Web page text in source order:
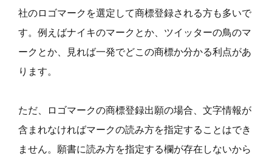
社のロゴマークを選定して商標登録される方も多いで
す。例えばナイキのマークとか、ツイッターの鳥のマ
ークとか、見れば一発でどこの商標か分かる利点があ
ります。
ただ、ロゴマークの商標登録出願の場合、文字情報が
含まれなければマークの読み方を指定することはでき
ません。願書に読み方を指定する欄が存在しないから